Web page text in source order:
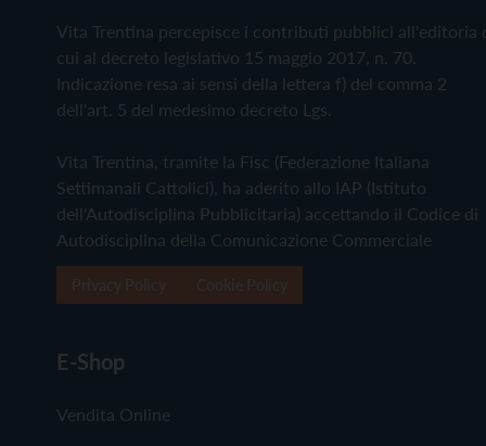
Vita Trentina percepisce i contributi pubblici all'editoria
cui al decreto legislativo 15 maggio 2017, n. 70.
Indicazione resa ai sensi della lettera f) del comma 2
dell'art. 5 del medesimo decreto Lgs.
Vita Trentina, tramite la Fisc (Federazione Italiana
Settimanali Cattolici), ha aderito allo IAP (Istituto
dell'Autodisciplina Pubblicitaria) accettando il Codice di
Autodisciplina della Comunicazione Commerciale
E-Shop
Vendita Online